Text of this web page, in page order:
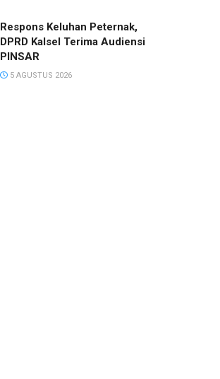
Respons Keluhan Peternak,
DPRD Kalsel Terima Audiensi
PINSAR
5 AGUSTUS 2026